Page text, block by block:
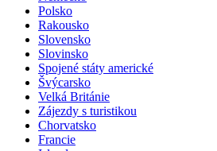
Polsko
Rakousko
Slovensko
Slovinsko
Spojené státy americké
Švýcarsko
Velká Británie
Zájezdy s turistikou
Chorvatsko
Francie